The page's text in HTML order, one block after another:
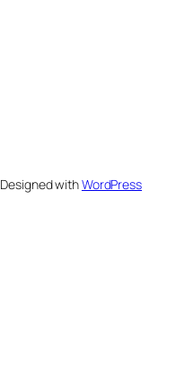
Designed withWordPress